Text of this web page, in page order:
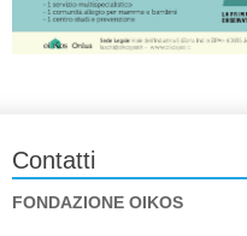
Contatti
FONDAZIONE OIKOS